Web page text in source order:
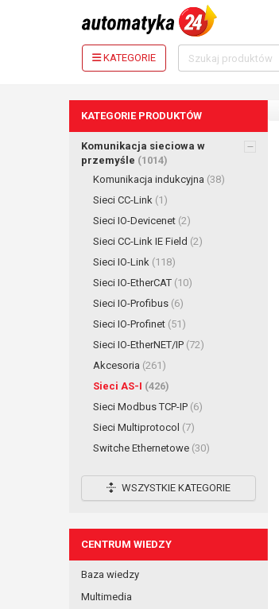
KATEGORIE
KATEGORIE PRODUKTÓW
Komunikacja sieciowa w
przemyśle (1014)
Komunikacja indukcyjna (38)
Sieci CC-Link (1)
Sieci IO-Devicenet (2)
Sieci CC-Link IE Field (2)
Sieci IO-Link (118)
Sieci IO-EtherCAT (10)
Sieci IO-Profibus (6)
Sieci IO-Profinet (51)
Sieci IO-EtherNET/IP (72)
Akcesoria (261)
Sieci AS-I (426)
Sieci Modbus TCP-IP (6)
Sieci Multiprotocol (7)
Switche Ethernetowe (30)
WSZYSTKIE KATEGORIE
CENTRUM WIEDZY
Baza wiedzy
Multimedia